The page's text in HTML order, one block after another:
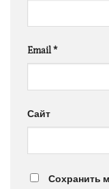
Email*
Сайт
Сохранить